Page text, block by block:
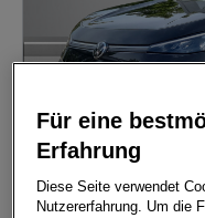
Für eine
Erfahrung
Diese Seite verwendet
Nutzererfahrung. Um die